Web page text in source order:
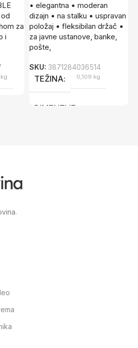
za
i
• elegantna • moderan
dizajn • na stalku • uspravan
položaj • fleksibilan držač •
za javne ustanove, banke,
pošte,
SKU: 3871284036514
TEŽINA 0,109 kg
DIMENZIJE